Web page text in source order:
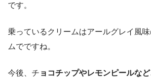
です。
乗っているクリームはアールグレイ風
ムでですね。
今後、チ ョコチップやレモンピールな